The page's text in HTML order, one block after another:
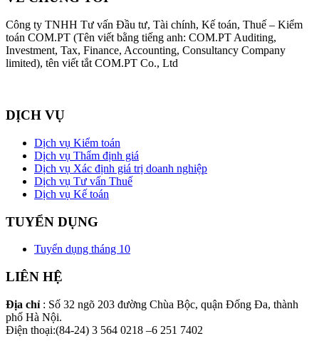
Công ty TNHH Tư vấn Đầu tư, Tài chính, Kế toán, Thuế – Kiểm
toán COM.PT (Tên viết bằng tiếng anh: COM.PT Auditing,
Investment, Tax, Finance, Accounting, Consultancy Company
limited), tên viết tắt COM.PT Co., Ltd
DỊCH VỤ
Dịch vụ Kiểm toán
Dịch vụ Thẩm định giá
Dịch vụ Xác định giá trị doanh nghiệp
Dịch vụ Tư vấn Thuế
Dịch vụ Kế toán
TUYỂN DỤNG
Tuyển dụng tháng 10
LIÊN HỆ
Địa chỉ : Số 32 ngõ 203 đường Chùa Bộc, quận Đống Đa, thành
phố Hà Nội.
Điện thoại:(84-24) 3 564 0218 –6 251 7402